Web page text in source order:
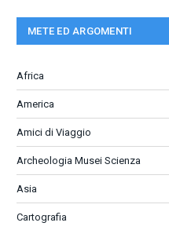
METE ED ARGOMENTI
Africa
America
Amici di Viaggio
Archeologia Musei Scienza
Asia
Cartografia